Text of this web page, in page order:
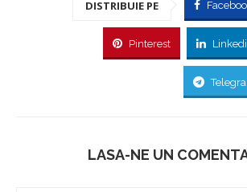
DISTRIBUIE PE
Pinterest
LASA-NE UN